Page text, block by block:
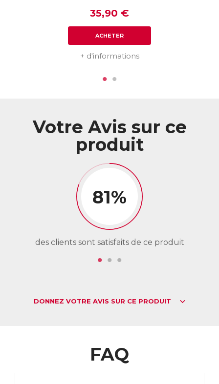
35,90 €
ACHETER
+ d'informations
Votre Avis sur ce
produit
81%
des clients sont satisfaits de ce produit
DONNEZ VOTRE AVIS SUR CE PRODUIT
FAQ